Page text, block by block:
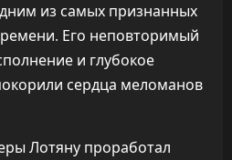
из самых признанных
Его неповторимый
и глубокое
сердца меломанов
Лотяну проработал